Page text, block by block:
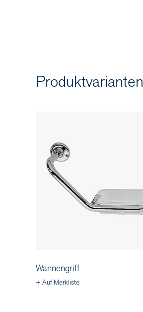
Produktvarianten
Wannengriff
+ Auf Merkliste